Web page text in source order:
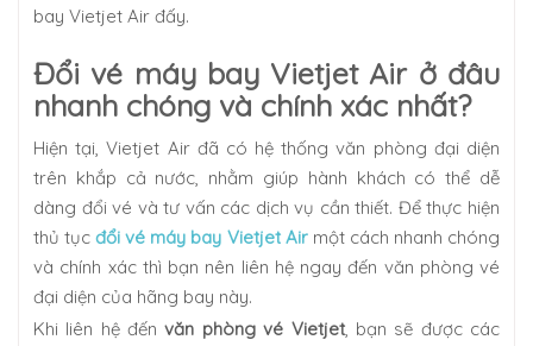
bay Vietjet Air đấy.
Đổi vé máy bay Vietjet Air ở đâu
nhanh chóng và chính xác nhất?
Hiện tại, Vietjet Air đã có hệ thống văn phòng đại diện
trên khắp cả nước, nhằm giúp hành khách có thể dễ
dàng đổi vé và tư vấn các dịch vụ cần thiết. Để thực hiện
thủ tụcđổi vé máy bay Vietjet Airmột cách nhanh chóng
và chính xác thì bạn nên liên hệ ngay đến văn phòng vé
đại diện của hãng bay này.
Khi liên hệ đếnvăn phòng vé Vietjet, bạn sẽ được các